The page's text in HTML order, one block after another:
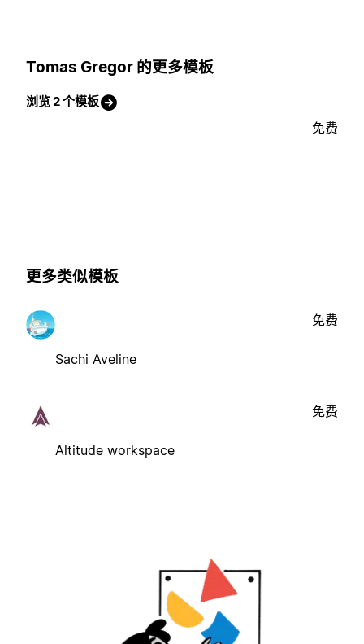
Tomas Gregor 的更多模板
浏览 2 个模板
免费
更多类似模板
Sachi Aveline
免费
Altitude workspace
免费